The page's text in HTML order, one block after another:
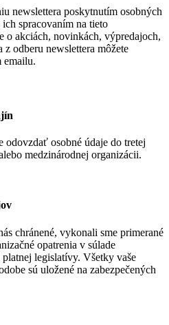
newslettera poskytnutím osobných
spracovaním na tieto
o akciách, novinkách, výpredajoch,
z odberu newslettera môžete
emailu.
odovzdať osobné údaje do tretej
medzinárodnej organizácii.
chránené, vykonali sme primerané
opatrenia v súlade
legislatívy. Všetky vaše
sú uložené na zabezpečených